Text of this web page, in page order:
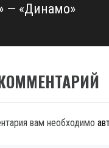
— «Динамо»
вам необходимо